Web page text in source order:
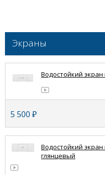
Экраны
Водостойкий
5 500 ₽
Водостойкий
глянцевый